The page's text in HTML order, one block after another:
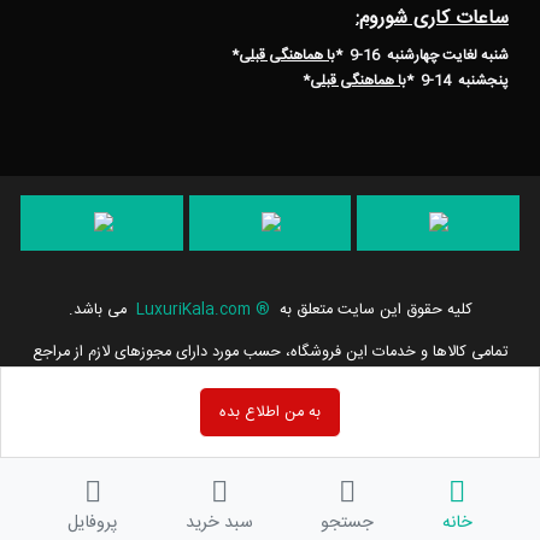
به من اطلاع بده
ساعات کاری شوروم:
شنبه لغایت چهارشنبه 16-9 * با هماهنگی قبلی*
پنجشنبه 14-9
*با هماهنگی قبلی*
کلیه حقوق این سایت متعلق به ®
LuxuriKala.com می باشد.
تمامی كالاها و خدمات این فروشگاه، حسب مورد دارای مجوزهای لازم از مراجع
مربوطه می باشند و فعالیت های این سایت تابع قوانین و مقررات جمهوری
خانه جستجو سبد خرید پروفایل